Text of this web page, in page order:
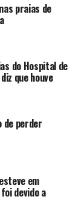
praias de
do Hospital de
que houve
de perder
em
devido a